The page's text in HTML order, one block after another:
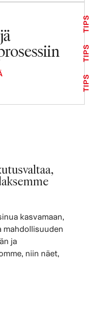
TIPS
TIPS
TIPS
kasvamaan,
mahdollisuuden
ja
niin näet,